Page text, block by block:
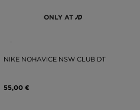
ONLY AT
NIKE NOHAVICE NSW CLUB DT
55,00 €